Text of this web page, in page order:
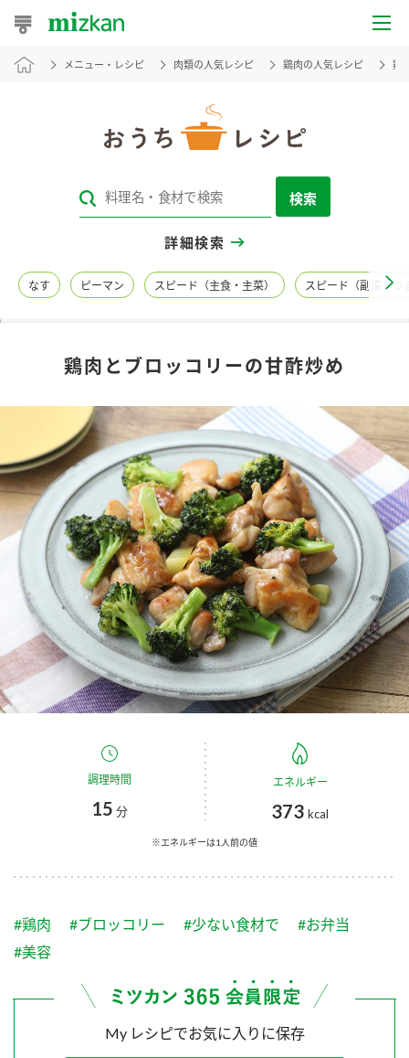
おうちレシピ
レシピカテゴリ一覧
レシピ名特集
商品情報
商品カテゴリ
酢 調味酢
お酢ドリンク ぽん酢
みりん風・料理酒 鍋用調味料
つゆ たれ
スープ 中華
ふりかけ おすしの素
炊き込みご飯の素 米飯用調味液
新商品一覧
キャンペーン情報
ブランド・スペシャルサイト
ブランド・スペシャルサイト トップ
商品ブランドサイト
Fibee（ファイビー）
くらしプラ酢
お酢ドリンク
つゆ
納豆のサイト
三ツ判山吹
企業情報
国内事業概要
企業理念
ミツカンの歴史
ミツカンを知る
環境への取り組み
MIM（ミツカンミュージアム）
お客様の声をいかしました
販売終了製品のご案内
メニュー・レシピ 肉類の人気レシピ 鶏肉の人気レシピ 鶏
検索
詳細検索
なす ピーマン スピード（主食・主菜） スピード（副菜・つ
鶏肉とブロッコリーの甘酢炒め
調理時間
15 分
エネルギー
373 kcal
※エネルギーは1人前の値
#鶏肉 #ブロッコリー #少ない食材で
#お弁当
#美容
My レシピでお気に入りに保存